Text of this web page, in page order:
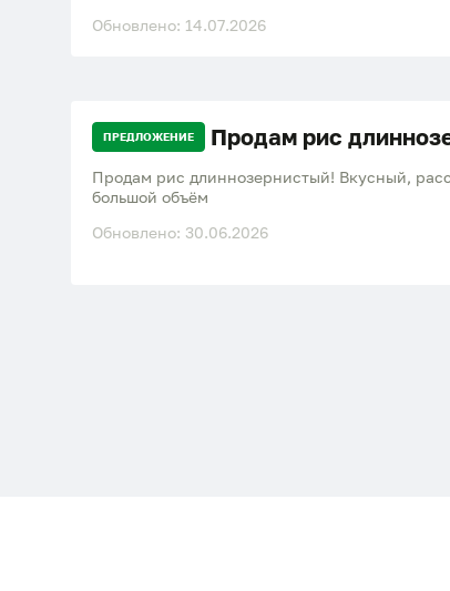
Обновлено: 14.07.2026
ПРЕДЛОЖЕНИЕ Продам рис
Продам рис длиннозернистый! Вкусный,
большой объём
Обновлено: 30.06.2026